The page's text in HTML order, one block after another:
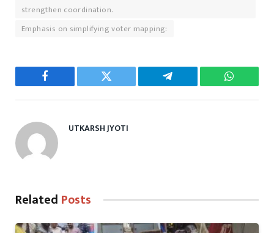
strengthen coordination.
Emphasis on simplifying voter mapping:
Facebook Twitter Telegram
UTKARSH JYOTI
Related Posts